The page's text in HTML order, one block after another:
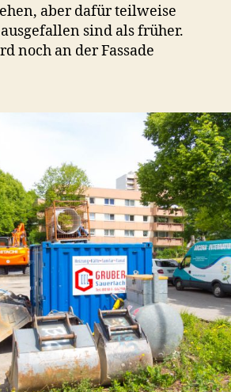
aber dafür teilweise
sind als früher.
noch an der Fassade